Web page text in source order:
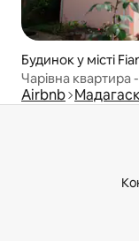
Будинок у місті
Чарівна квартира
Airbnb